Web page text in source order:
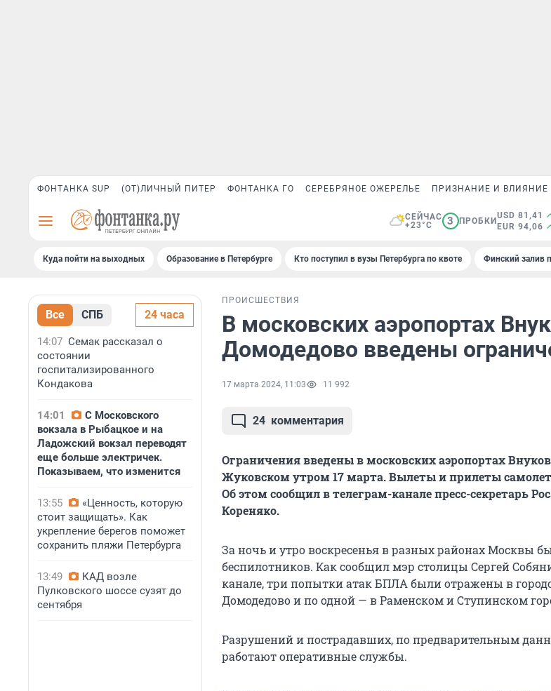
ФОНТАНКА SUP (ОТ)ЛИЧНЫЙ ПИТЕР ФОНТАНКА ГО СЕРЕБРЯНОЕ ОЖЕРЕЛЬЕ ПРИЗНАНИЕ И ВЛИЯНИЕ
СЕЙЧАС
+23°C
3 ПРОБКИ
USD 81,41
EUR 94,06
Куда пойти на выходных Образование в Петербурге Кто поступил в вузы Петербурга по квоте Финский залив
Все СПБ 24 часа
14:07 Семак рассказал о
состоянии
госпитализированного
Кондакова
14:01
С Московского
вокзала в Рыбацкое и на
Ладожский вокзал переводят
еще больше электричек.
Показываем, что изменится
13:55
«Ценность, которую
стоит защищать». Как
укрепление берегов поможет
сохранить пляжи Петербурга
13:49
КАД возле
Пулковского шоссе сузят до
сентября
ПРОИСШЕСТВИЯ
В московских аэропортах
Домодедово введены
17 марта 2024, 11:03 11 992
24 комментария
Ограничения введены в московских аэропортах
Жуковском утром 17 марта. Вылеты и прилеты
Об этом сообщил в телеграм-канале пресс-секретарь
Кореняко.
За ночь и утро воскресенья в разных районах Москвы
беспилотников. Как сообщил мэр столицы Сергей
канале, три попытки атак БПЛА были отражены в
Домодедово и по одной — в Раменском и Ступинском
Разрушений и пострадавших, по предварительным
работают оперативные службы.